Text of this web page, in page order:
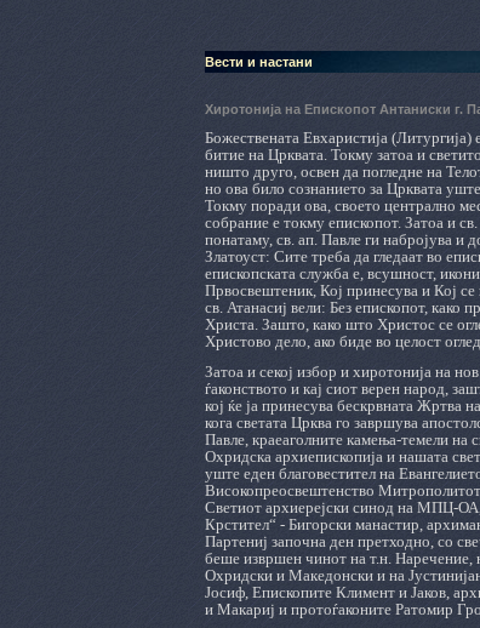
Вести и настани
Хиротонија на Епископот Антаниски г.
Божествената Евхаристија
битие на Црквата. Токму затоа и
ништо друго, освен да погледне на
но ова било сознанието за Црквата
Токму поради ова, своето централно
собрание е токму епископот. Затоа и
понатаму, св. ап. Павле ги набројува и
Златоуст: Сите треба да гледаат во
епископската служба е, всушност,
Првосвештеник, Кој принесува и Кој
св. Атанасиј вели: Без епископот, како
Христа. Зашто, како што Христос се
Христово дело, ако биде во целост
Затоа и секој избор и хиротонија на
ѓаконството и кај сиот верен народ,
кој ќе ја принесува бескрвната Жртва
кога светата Црква го завршува
Павле, краеаголните камења-темели на
Охридска архиепископија и нашата
уште еден благовестител на
Високопреосвештенство
Светиот архиерејски синод на МПЦ-ОА,
Крстител“ - Бигорски манастир,
Партениј започна ден претходно, со
беше извршен чинот на т.н.
Охридски и Македонски и на
Јосиф, Епископите Климент и Јаков,
и Макариј и протоѓаконите Ратомир